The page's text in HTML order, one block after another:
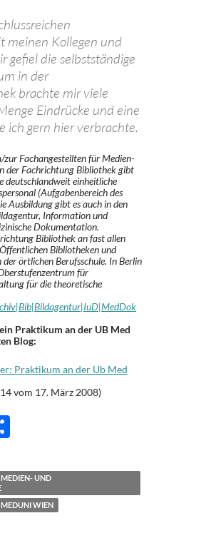
meinen Kollegen und
gefiel die selbstständige
in der
brachte mir viele
Eindrücke und eine
ich gern hier verbrachte.
Fachangestellten für Medien-
der Fachrichtung Bibliothek gibt
deutschlandweit einheitliche
(Aufgabenbereich des
Ausbildung gibt es auch in den
Information und
Dokumentation.
Bibliothek an fast allen
Bibliotheken und
örtlichen Berufsschule. In Berlin
für
für die theoretische
Praktikum an der UB Med
Blog:
Praktikum an der Ub Med
vom 17. März 2008)
le
n
MEDIEN- UND
WIEN